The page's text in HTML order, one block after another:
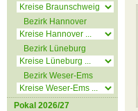
Bezirk Hannover
Bezirk Lüneburg
Bezirk Weser-Ems
Pokal 2026/27